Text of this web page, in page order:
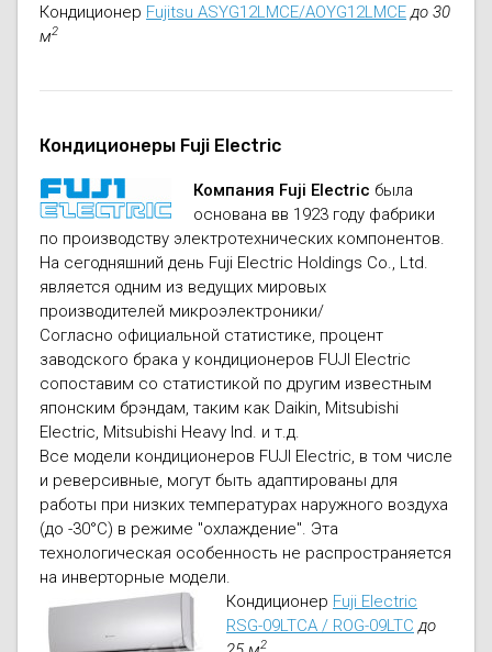
Кондиционер Fujitsu ASYG12LMCE/AOYG12LMCE до 30
м2
Кондиционеры Fuji Electric
Компания Fuji Electric была
основана вв 1923 году фабрики
по производству электротехнических компонентов.
На сегодняшний день Fuji Electric Holdings Co., Ltd.
является одним из ведущих мировых
производителей микроэлектроники/
Согласно официальной статистике, процент
заводского брака у кондиционеров FUJI Electric
сопоставим со статистикой по другим известным
японским брэндам, таким как Daikin, Mitsubishi
Electric, Mitsubishi Heavy Ind. и т.д.
Все модели кондиционеров FUJI Electric, в том числе
и реверсивные, могут быть адаптированы для
работы при низких температурах наружного воздуха
(до -30°С) в режиме "охлаждение". Эта
технологическая особенность не распространяется
на инверторные модели.
Кондиционер Fuji Electric
RSG-09LTCA / ROG-09LTC до
2